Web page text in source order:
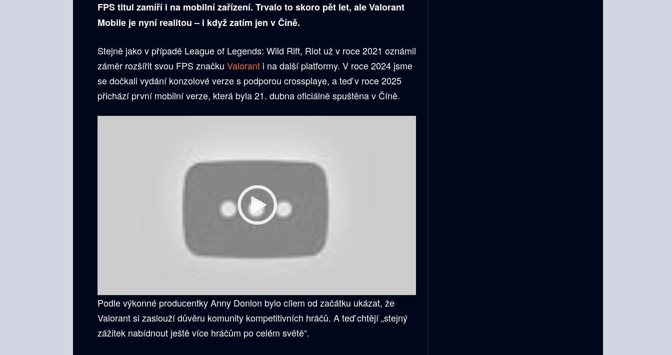
FPS titul zamíří i na mobilní zařízení. Trvalo to skoro pět let, ale Valorant
Mobile je nyní realitou – i když zatím jen v Číně.
Stejně jako v případě League of Legends: Wild Rift, Riot už v roce 2021 oznámil
záměr rozšířit svou FPS značku Valorant i na další platformy. V roce 2024 jsme
se dočkali vydání konzolové verze s podporou crossplaye, a teď v roce 2025
přichází první mobilní verze, která byla 21. dubna oficiálně spuštěna v Číně.
Podle výkonné producentky Anny Donlon bylo cílem od začátku ukázat, že
Valorant si zaslouží důvěru komunity kompetitivních hráčů. A teď chtějí „stejný
zážitek nabídnout ještě více hráčům po celém světě“.